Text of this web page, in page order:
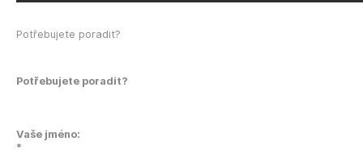
Potřebujete poradit?
Potřebujete poradit?
Vaše jméno:
*